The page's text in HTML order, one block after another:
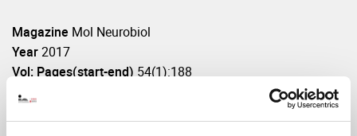
Magazine Mol Neurobiol
Year2017
Vol: Pages(start-end) 54(1):188
DOI
https://doi.org/10.1007/s12035-015-9644-x